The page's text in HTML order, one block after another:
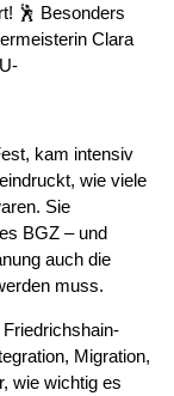
🕺 Besonders
Clara
kam intensiv
wie viele
Sie
BGZ – und
auch die
muss.
Migration,
wie wichtig es